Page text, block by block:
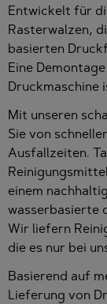
Entwickelt für
Rasterwalzen,
basierten
Eine
Mit unseren
Sie von
Ausfallzeiten.
einem
wasserbasierte
Wir liefern
die es nur bei
Basierend auf
Lieferung von